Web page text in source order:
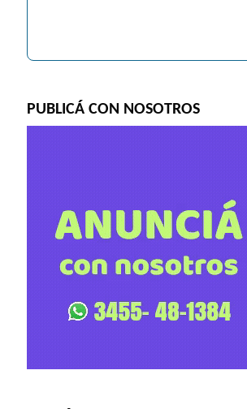
PUBLICÁ CON NOSOTROS